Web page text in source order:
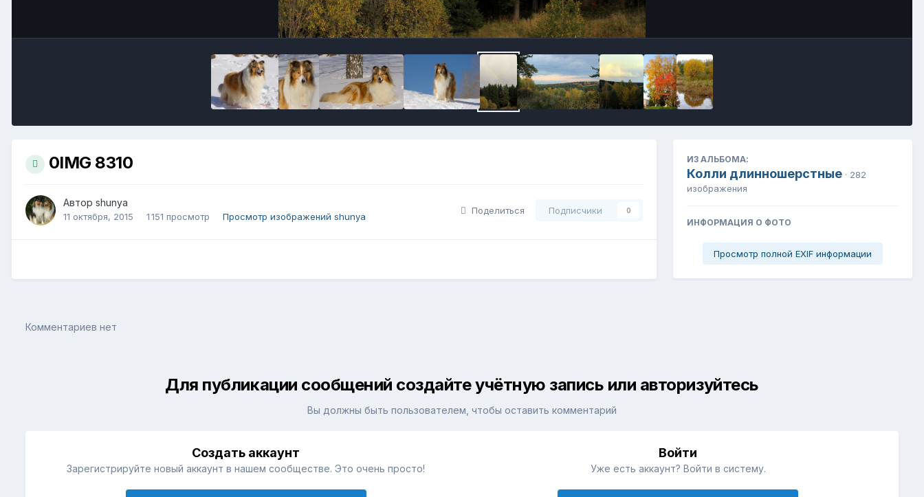
0IMG 8310
Автор shunya
11 октября, 2015 1 151 просмотр Просмотр изображений shunya
Поделиться Подписчики 0
ИЗ АЛЬБОМА:
Колли длинношерстные · 282
изображения
ИНФОРМАЦИЯ О ФОТО
Просмотр полной EXIF информации
Комментариев нет
Для публикации сообщений создайте учётную запись или авторизуйтесь
Вы должны быть пользователем, чтобы оставить комментарий
Создать аккаунт
Зарегистрируйте новый аккаунт в нашем сообществе. Это очень просто!
Войти
Уже есть аккаунт? Войти в систему.